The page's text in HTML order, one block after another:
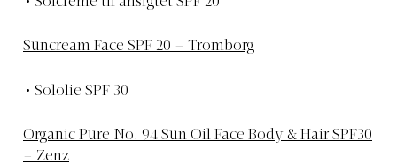
Suncream Face SPF 20 – Tromborg
Sololie SPF 30
Organic Pure No. 94 Sun Oil Face Body & Hair SPF30
– Zenz